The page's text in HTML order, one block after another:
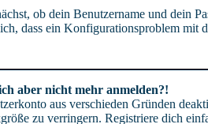
ob dein Benutzername und dein
dass ein Konfigurationsproblem mit
aber nicht mehr anmelden?!
aus verschieden Gründen
zu verringern. Registriere dich